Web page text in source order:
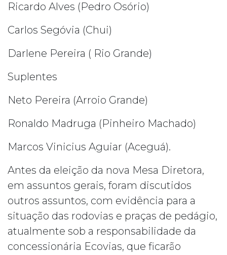
Ricardo Alves (Pedro Osório)
Carlos Segóvia (Chui)
Darlene Pereira ( Rio Grande)
Suplentes
Neto Pereira (Arroio Grande)
Ronaldo Madruga (Pinheiro Machado)
Marcos Vinicius Aguiar (Aceguá).
Antes da eleição da nova Mesa Diretora,
em assuntos gerais, foram discutidos
outros assuntos, com evidência para a
situação das rodovias e praças de pedágio,
atualmente sob a responsabilidade da
concessionária Ecovias, que ficarão